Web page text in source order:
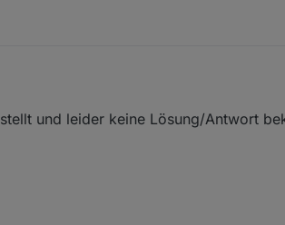
und leider keine Lösung/Antwort